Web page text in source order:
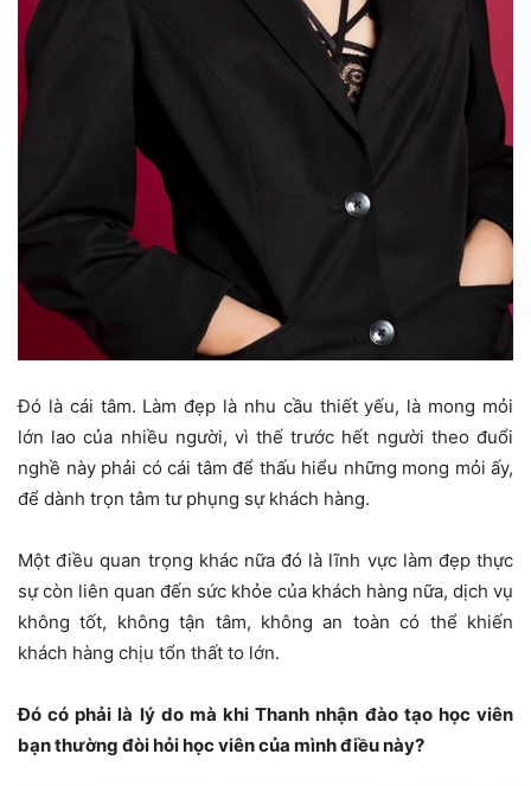
Đó là cái tâm. Làm đẹp là nhu cầu thiết yếu, là mong mỏi
lớn lao của nhiều người, vì thế trước hết người theo đuổi
nghề này phải có cái tâm để thấu hiểu những mong mỏi ấy,
để dành trọn tâm tư phụng sự khách hàng.
Một điều quan trọng khác nữa đó là lĩnh vực làm đẹp thực
sự còn liên quan đến sức khỏe của khách hàng nữa, dịch vụ
không tốt, không tận tâm, không an toàn có thể khiến
khách hàng chịu tổn thất to lớn.
Đó có phải là lý do mà khi Thanh nhận đào tạo học viên
bạn thường đòi hỏi học viên của mình điều này?